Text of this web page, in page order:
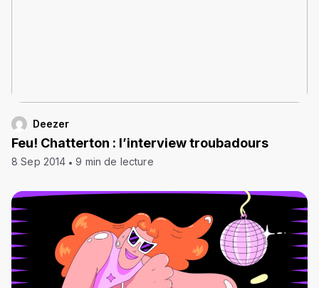
Deezer
Feu! Chatterton : l’interview troubadours
8 Sep 2014 9 min de lecture